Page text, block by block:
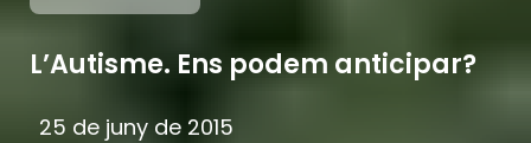
L’Autisme. Ens podem anticipar?
25 de juny de 2015